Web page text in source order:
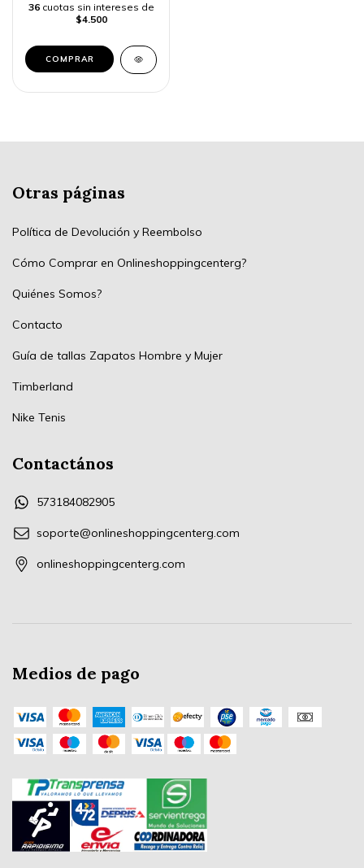
36 cuotas sin intereses de
$4.500
COMPRAR
Otras páginas
Política de Devolución y Reembolso
Cómo Comprar en Onlineshoppingcenterg?
Quiénes Somos?
Contacto
Guía de tallas Zapatos Hombre y Mujer
Timberland
Nike Tenis
Contactános
573184082905
soporte@onlineshoppingcenterg.com
onlineshoppingcenterg.com
Medios de pago